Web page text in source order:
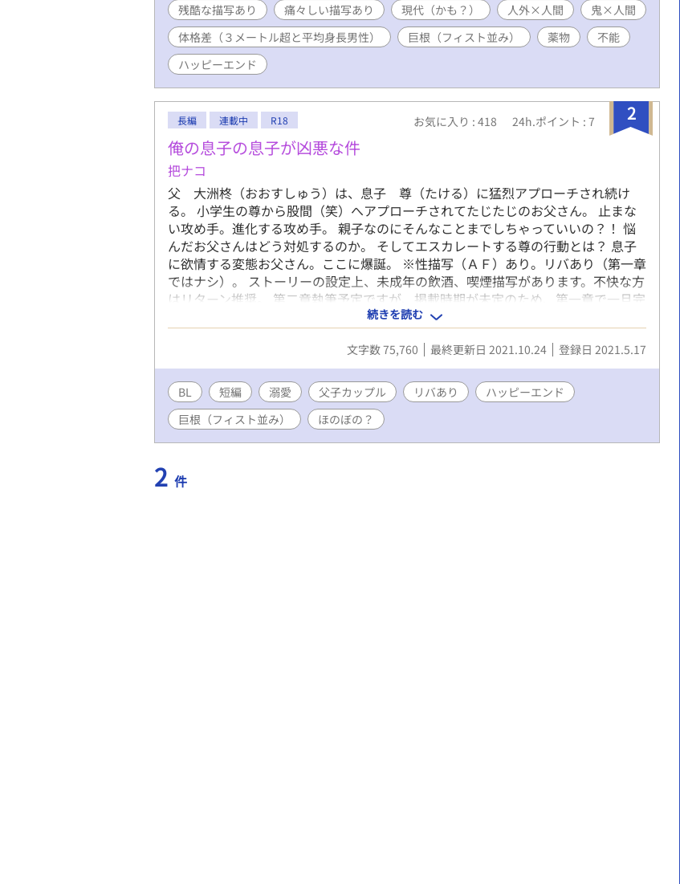
残酷な描写あり 痛々しい描写あり 現代（かも？） 人外×人間
鬼×人間
体格差（３メートル超と平均身長男性）
巨根（フィスト並み） 薬物
不能
ハッピーエンド
2
長編 連載中 R18 お気に入り : 418 24h.ポイント : 7
俺の息子の息子が凶悪な件
把ナコ
父 大洲柊（おおすしゅう）は、息子 尊（たける）に猛烈アプローチされ続け
る。 小学生の尊から股間（笑）へアプローチされてたじたじのお父さん。 止まな
い攻め手。進化する攻め手。 親子なのにそんなことまでしちゃっていいの？！ 悩
んだお父さんはどう対処するのか。 そしてエスカレートする尊の行動とは？ 息子
に欲情する変態お父さん。ここに爆誕。 ※性描写（ＡＦ）あり。リバあり（第一章
ではナシ）。 ストーリーの設定上、未成年の飲酒、喫煙描写があります。不快な方
はリターン推奨。 第二章執筆予定ですが、掲載時期が未定のため、第一章で一旦完
結といたします。 感想やリクエストをお待ちしております。 小説家になろう、アル
ファポリスに掲載
続きを読む
文字数 75,760 最終更新日 2021.10.24 登録日 2021.5.17
BL 短編 溺愛 父子カップル リバあり
ハッピーエンド
巨根（フィスト並み）
ほのぼの？
2 件